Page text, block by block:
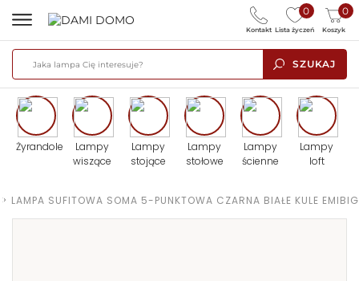
SZUKAJ
0
Lista życzeń
0
Koszyk
Kontakt
Żyrandole
Lampy
wiszące
Lampy
stojące
Lampy
stołowe
Lampy
ścienne
Lampy
loft
> LAMPA SUFITOWA SOMA 5-PUNKTOWA CZARNA BIAŁE KULE EMIBIG